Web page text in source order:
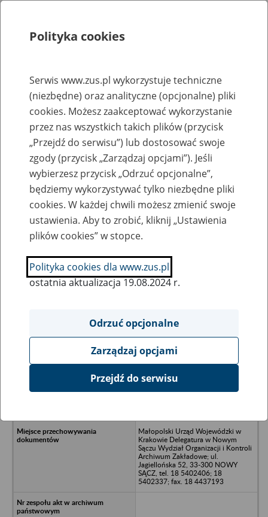
Rejestry, ewidencje i archiwa
Baza zlikwidowanych lub
przekształconych zakładów pracy
Nazwa zakładu pracy:
SZUKAJ
Ukryj wszystkie pozycje bazy
„SKALDROG” - Przedsiębiorstwo
Małopolski Urząd Wojewódzki w
Krakowie Delegatura w Nowym
Sączu Wydział Organizacji i Kontroli
Archiwum Zakładowe; ul.
Jagiellońska 52, 33-300 NOWY
SĄCZ, tel. 18 5402406; 18
5402337; fax. 18 4437193
Polityka cookies
Serwis www.zus.pl wykorzystuje techniczne
(niezbędne) oraz analityczne (opcjonalne) pliki
cookies. Możesz zaakceptować wykorzystanie
przez nas wszystkich takich plików (przycisk
„Przejdź do serwisu”) lub dostosować swoje
zgody (przycisk „Zarządzaj opcjami”). Jeśli
wybierzesz przycisk „Odrzuć opcjonalne”,
będziemy wykorzystywać tylko niezbędne pliki
cookies. W każdej chwili możesz zmienić swoje
ustawienia. Aby to zrobić, kliknij „Ustawienia
plików cookies” w stopce.
Polityka cookies dla www.zus.pl
ostatnia aktualizacja 19.08.2024 r.
Odrzuć opcjonalne
Zarządzaj opcjami
Przejdź do serwisu